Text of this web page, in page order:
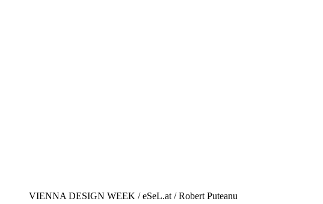
VIENNA DESIGN WEEK / eSeL.at / Robert Puteanu